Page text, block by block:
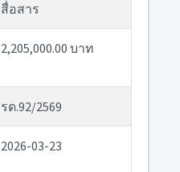
สื่อสาร
2,205,000.00 บาท
รด.92/2569
2026-03-23